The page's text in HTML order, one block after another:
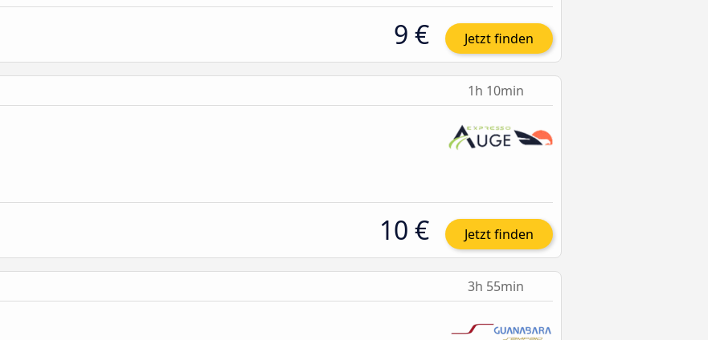
9 € Jetzt finden
1h 10min
10 € Jetzt finden
3h 55min